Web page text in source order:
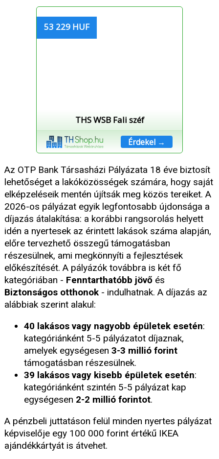
53 229 HUF
THS WSB Fali széf
Érdekel →
Az OTP Bank Társasházi Pályázata 18 éve biztosít
lehetőséget a lakóközösségek számára, hogy saját
elképzeléseik mentén újítsák meg közös tereiket. A
2026-os pályázat egyik legfontosabb újdonsága a
díjazás átalakítása: a korábbi rangsorolás helyett
idén a nyertesek az érintett lakások száma alapján,
előre tervezhető összegű támogatásban
részesülnek, ami megkönnyíti a fejlesztések
előkészítését. A pályázók továbbra is két fő
kategóriában - Fenntarthatóbb jövő és
Biztonságos otthonok - indulhatnak. A díjazás az
alábbiak szerint alakul:
40 lakásos vagy nagyobb épületek esetén:
kategóriánként 5-5 pályázatot díjaznak,
amelyek egységesen 3-3 millió forint
támogatásban részesülnek.
39 lakásos vagy kisebb épületek esetén:
kategóriánként szintén 5-5 pályázat kap
egységesen 2-2 millió forintot.
A pénzbeli juttatáson felül minden nyertes pályázat
képviselője egy 100 000 forint értékű IKEA
ajándékkártyát is átvehet.